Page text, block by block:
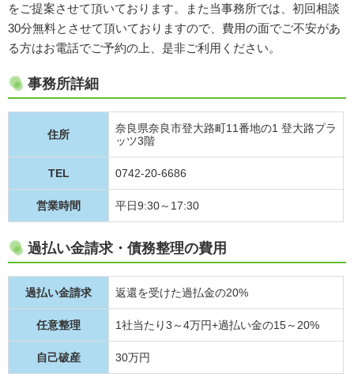
をご提案させて頂いております。また当事務所では、初回相談
30分無料とさせて頂いておりますので、費用の面でご不安があ
る方はお電話でご予約の上、是非ご利用ください。
事務所詳細
住所
奈良県奈良市登大路町11番地の1 登大路プラ
ッツ3階
TEL 0742-20-6686
営業時間 平日9:30～17:30
過払い金請求・債務整理の費用
過払い金請求 返還を受けた過払金の20%
任意整理 1社当たり3～4万円+過払い金の15～20%
自己破産 30万円